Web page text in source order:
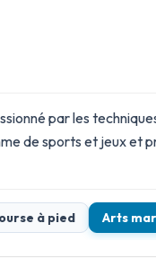
par les
desports et jeuxet
à pied Arts